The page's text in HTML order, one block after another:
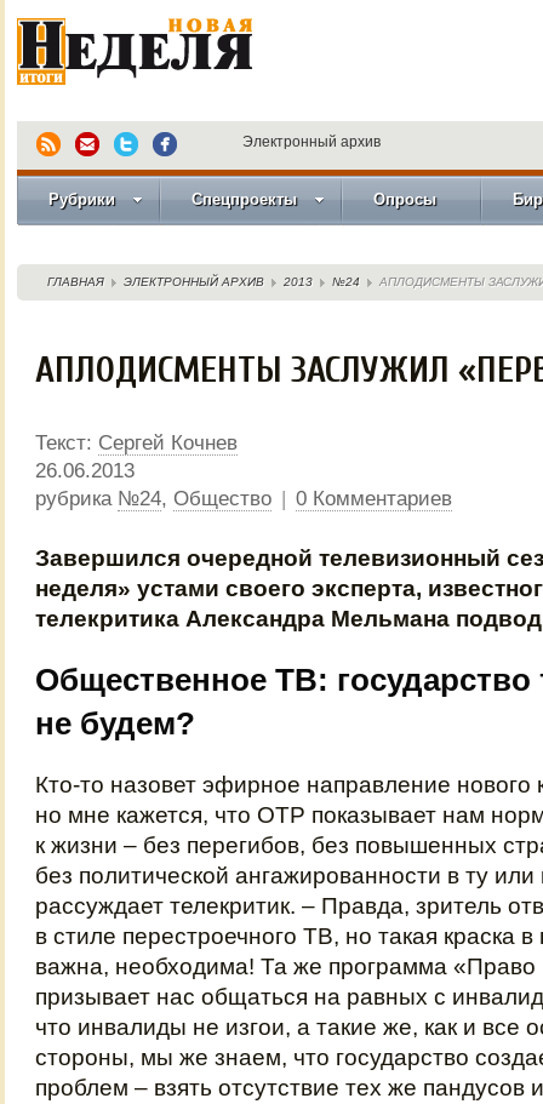
Электронный архив
Рубрики Спецпроекты Опросы
ГЛАВНАЯ ЭЛЕКТРОННЫЙ АРХИВ 2013 №24 АПЛОДИСМЕНТЫ
АПЛОДИСМЕНТЫ ЗАСЛУЖИЛ
Текст: Сергей Кочнев
26.06.2013
рубрика №24, Общество | 0 Комментариев
Завершился очередной телевизионный
неделя» устами своего эксперта,
телекритика Александра Мельмана
Общественное ТВ: государство
не будем?
Кто‑то назовет эфирное направление нового
но мне кажется, что ОТР показывает нам
к жизни – без перегибов, без повышенных
без политической ангажированности в ту
рассуждает телекритик. – Правда, зритель
в стиле перестроечного ТВ, но такая краска
важна, необходима! Та же программа «Право
призывает нас общаться на равных с
что инвалиды не изгои, а такие же, как и все
стороны, мы же знаем, что государство
проблем – взять отсутствие тех же пандусов